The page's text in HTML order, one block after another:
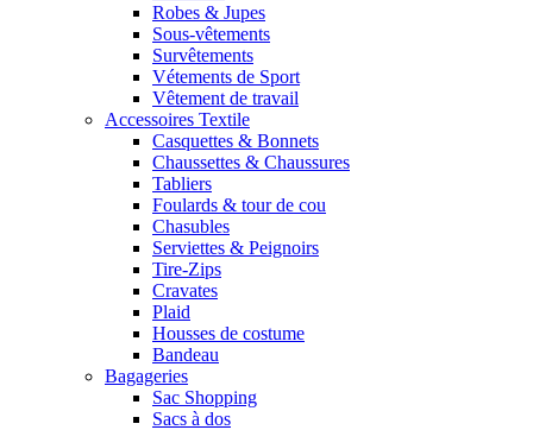
Robes & Jupes
Sous-vêtements
Survêtements
Vétements de Sport
Vêtement de travail
Accessoires Textile
Casquettes & Bonnets
Chaussettes & Chaussures
Tabliers
Foulards & tour de cou
Chasubles
Serviettes & Peignoirs
Tire-Zips
Cravates
Plaid
Housses de costume
Bandeau
Bagageries
Sac Shopping
Sacs à dos